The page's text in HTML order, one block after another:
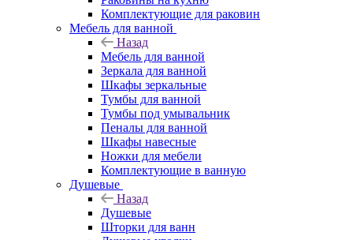
Комплектующие для раковин
Мебель для ванной
Назад
Мебель для ванной
Зеркала для ванной
Шкафы зеркальные
Тумбы для ванной
Тумбы под умывальник
Пеналы для ванной
Шкафы навесные
Ножки для мебели
Комплектующие в ванную
Душевые
Назад
Душевые
Шторки для ванн